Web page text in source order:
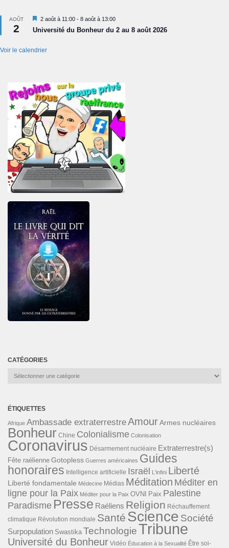
AOÛT
2
Mis
en
avant
2 août à 11:00 - 8 août à 13:00
Université du Bonheur du 2 au 8 août 2026
Voir le calendrier
CATÉGORIES
Catégories
ÉTIQUETTES
Afrique Ambassade extraterrestreAmourArmes nucléaires
Bonheur Chine Colonialisme Colonisation
Coronavirus Désarmement nucléaire Extraterrestre(s)
Fête raélienne Gotopless Guerres américaines Guides
honoraires Intelligence artificielle Israël L'infini Liberté
Liberté fondamentale Médecine Médias Méditation Méditer en
ligne pour la Paix Méditer pour la Paix OVNI Paix Palestine
Paradisme Presse Raéliens Religion Réchauffement
climatique Révolution mondiale Santé Science Société
Surpopulation Swastika TechnologieTribune
Université du Bonheur Vidéo Éducation à la Sexualité Être soi-